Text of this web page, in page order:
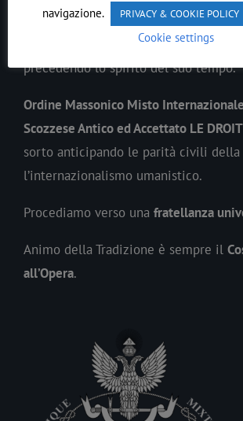
Lavoro Massonico
precedendo lo spirito del suo tempo.
Ordine Massonico Misto
Scozzese Antico ed Accettato LE
sorto anticipando le parità civili della
l’internazionalismo umanistico.
Procediamo verso una fratellanza
Animo della Tradizione è sempre il
all’Opera.
navigazione.
PRIVACY & COOKIE POLICY
Cookie settings